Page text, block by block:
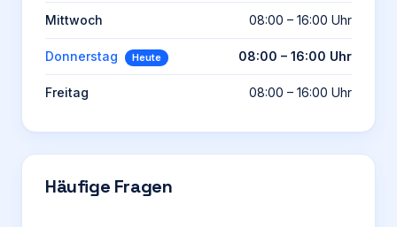
Mittwoch 08:00 – 16:00 Uhr
Donnerstag Heute 08:00 – 16:00 Uhr
Freitag 08:00 – 16:00 Uhr
Häufige Fragen